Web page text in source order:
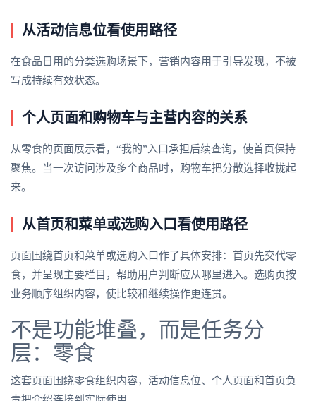
从活动信息位看使用路径
在食品日用的分类选购场景下，营销内容用于引导发现，不被
写成持续有效状态。
个人页面和购物车与主营内容的关系
从零食的页面展示看，“我的”入口承担后续查询，使首页保持
聚焦。当一次访问涉及多个商品时，购物车把分散选择收拢起
来。
从首页和菜单或选购入口看使用路径
页面围绕首页和菜单或选购入口作了具体安排：首页先交代零
食，并呈现主要栏目，帮助用户判断应从哪里进入。选购页按
业务顺序组织内容，使比较和继续操作更连贯。
不是功能堆叠，而是任务分
层：零食
这套页面围绕零食组织内容，活动信息位、个人页面和首页负